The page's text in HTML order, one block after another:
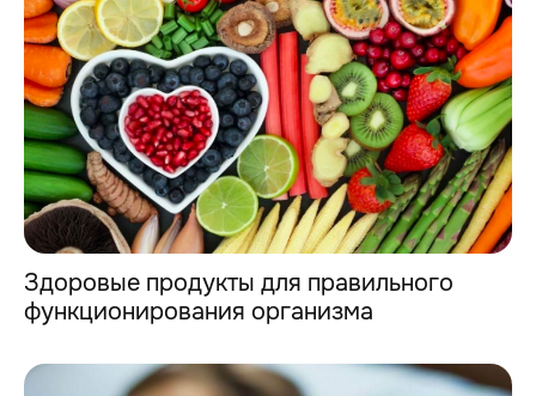
Здоровыe продукты для правильного
функционирования организма